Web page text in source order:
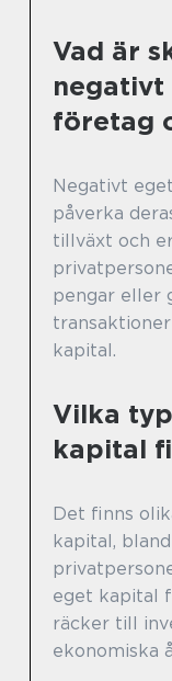
Vad är
företag
Negativt
påverka
tillväxt och
pengar eller
kapital.
Vilka
kapital
Det finns
kapital,
eget kapital
räcker till
ekonomiska